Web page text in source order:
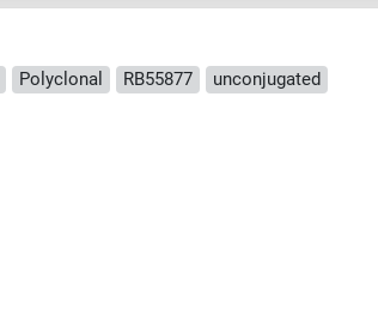
Polyclonal RB55877 unconjugated